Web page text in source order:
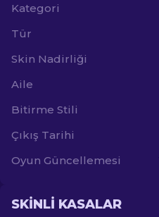
Kategori
Tür
Skin Nadirliği
Aile
Bitirme Stili
Çıkış Tarihi
Oyun Güncellemesi
SKINLI KASALAR